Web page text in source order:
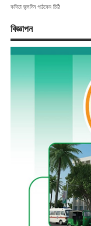
কবিতা জন্মদিন পাঠকের চিঠি
বিজ্ঞাপন